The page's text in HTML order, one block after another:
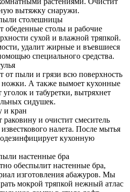
вытяжку снаружи.
столешницы
обеденные столы и рабочие
сухой и влажной тряпкой.
удалит жирные и въевшиеся
специального средства.
от пыли и грязи всю поверхность
ножки. А также вымоет кухонные
уголок и табуретки, вытряхнет
сидушек.
и кран
и очистит смеситель
налета. После мытья
кухонную
настенные бра
обеспылит настенные бра,
изготовления абажуров. Мы
мокрой тряпкой нежный атлас